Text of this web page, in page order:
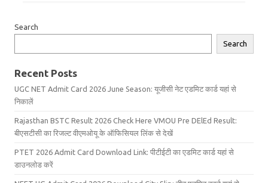
Search
Search
Recent Posts
UGC NET Admit Card 2026 June Season: यूजीसी नेट एडमिट कार्ड यहां से
निकालें
Rajasthan BSTC Result 2026 Check Here VMOU Pre DElEd Result:
बीएसटीसी का रिजल्ट वीएमओयू के ऑफिसियल लिंक से देखें
PTET 2026 Admit Card Download Link: पीटीईटी का एडमिट कार्ड यहां से
डाउनलोड करें